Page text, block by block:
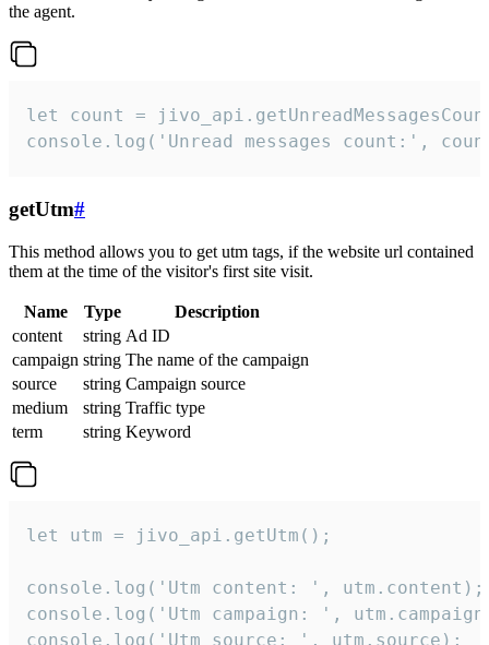
the agent.
let count =
console.log('Unread messages count:',
getUtm#
This method allows you to get utm tags, if the website url contained
them at the time of the visitor's first site visit.
Name Type
Description
content
string Ad ID
campaign string The name of the campaign
source
string Campaign source
medium
string Traffic type
term
string Keyword
let utm = jivo_api.getUtm();
console.log('Utm content: ', utm.content);
console.log('Utm campaign: ',
console.log('Utm source: ', utm.source);